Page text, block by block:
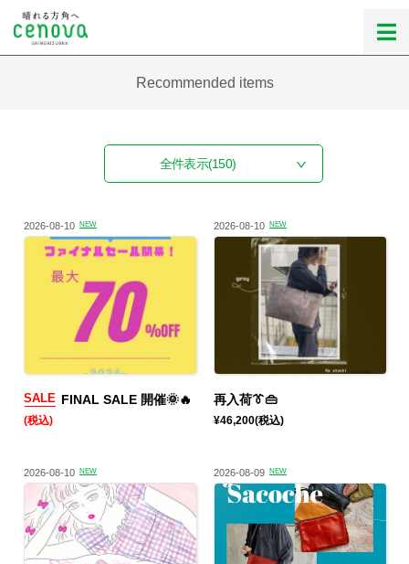
Recommended items
全件表示(150)
2026-08-10 NEW
SALE FINAL SALE 開催🌞🔥
(税込)
2026-08-10 NEW
再入荷👔👜
¥46,200(税込)
2026-08-10 NEW 2026-08-09 NEW